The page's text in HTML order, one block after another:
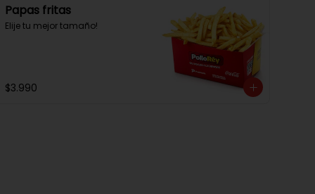
Papas fritas
Elije tu mejor tamaño!
$3.990